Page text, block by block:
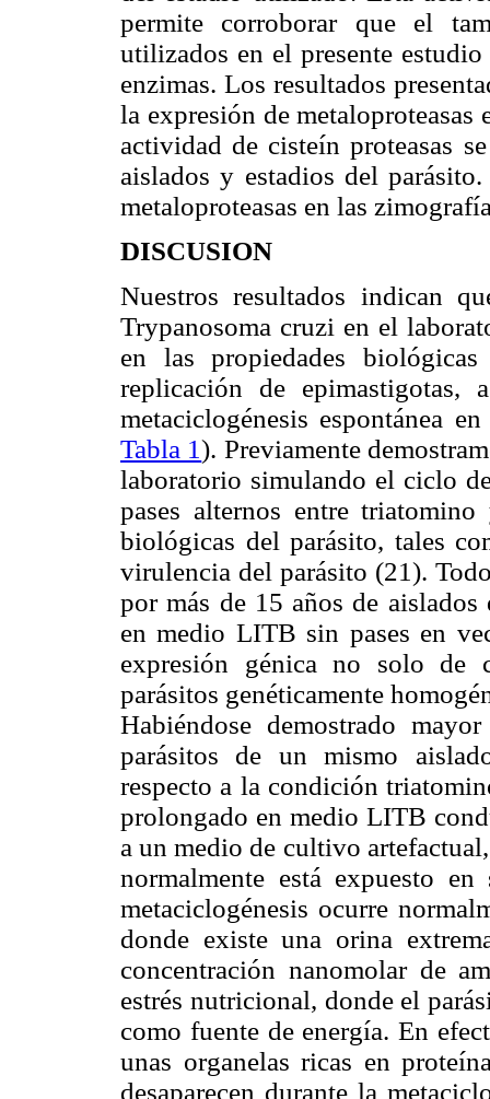
permite corroborar que el
utilizados en el presente
enzimas. Los resultados
la expresión de metaloproteasas
actividad de cisteín proteasas
aislados y estadios del
metaloproteasas en las
DISCUSION
Nuestros resultados indican
Trypanosoma cruzi en el
en las propiedades
replicación de epimastigotas,
metaciclogénesis espontánea
Tabla 1). Previamente
laboratorio simulando el ciclo
pases alternos entre
biológicas del parásito, tales
virulencia del parásito (21).
por más de 15 años de aislados
en medio LITB sin pases en
expresión génica no solo de
parásitos genéticamente
Habiéndose demostrado
parásitos de un mismo
respecto a la condición
prolongado en medio LITB
a un medio de cultivo
normalmente está expuesto
metaciclogénesis ocurre
donde existe una orina
concentración nanomolar de
estrés nutricional, donde el
como fuente de energía. En
unas organelas ricas en
desaparecen durante la